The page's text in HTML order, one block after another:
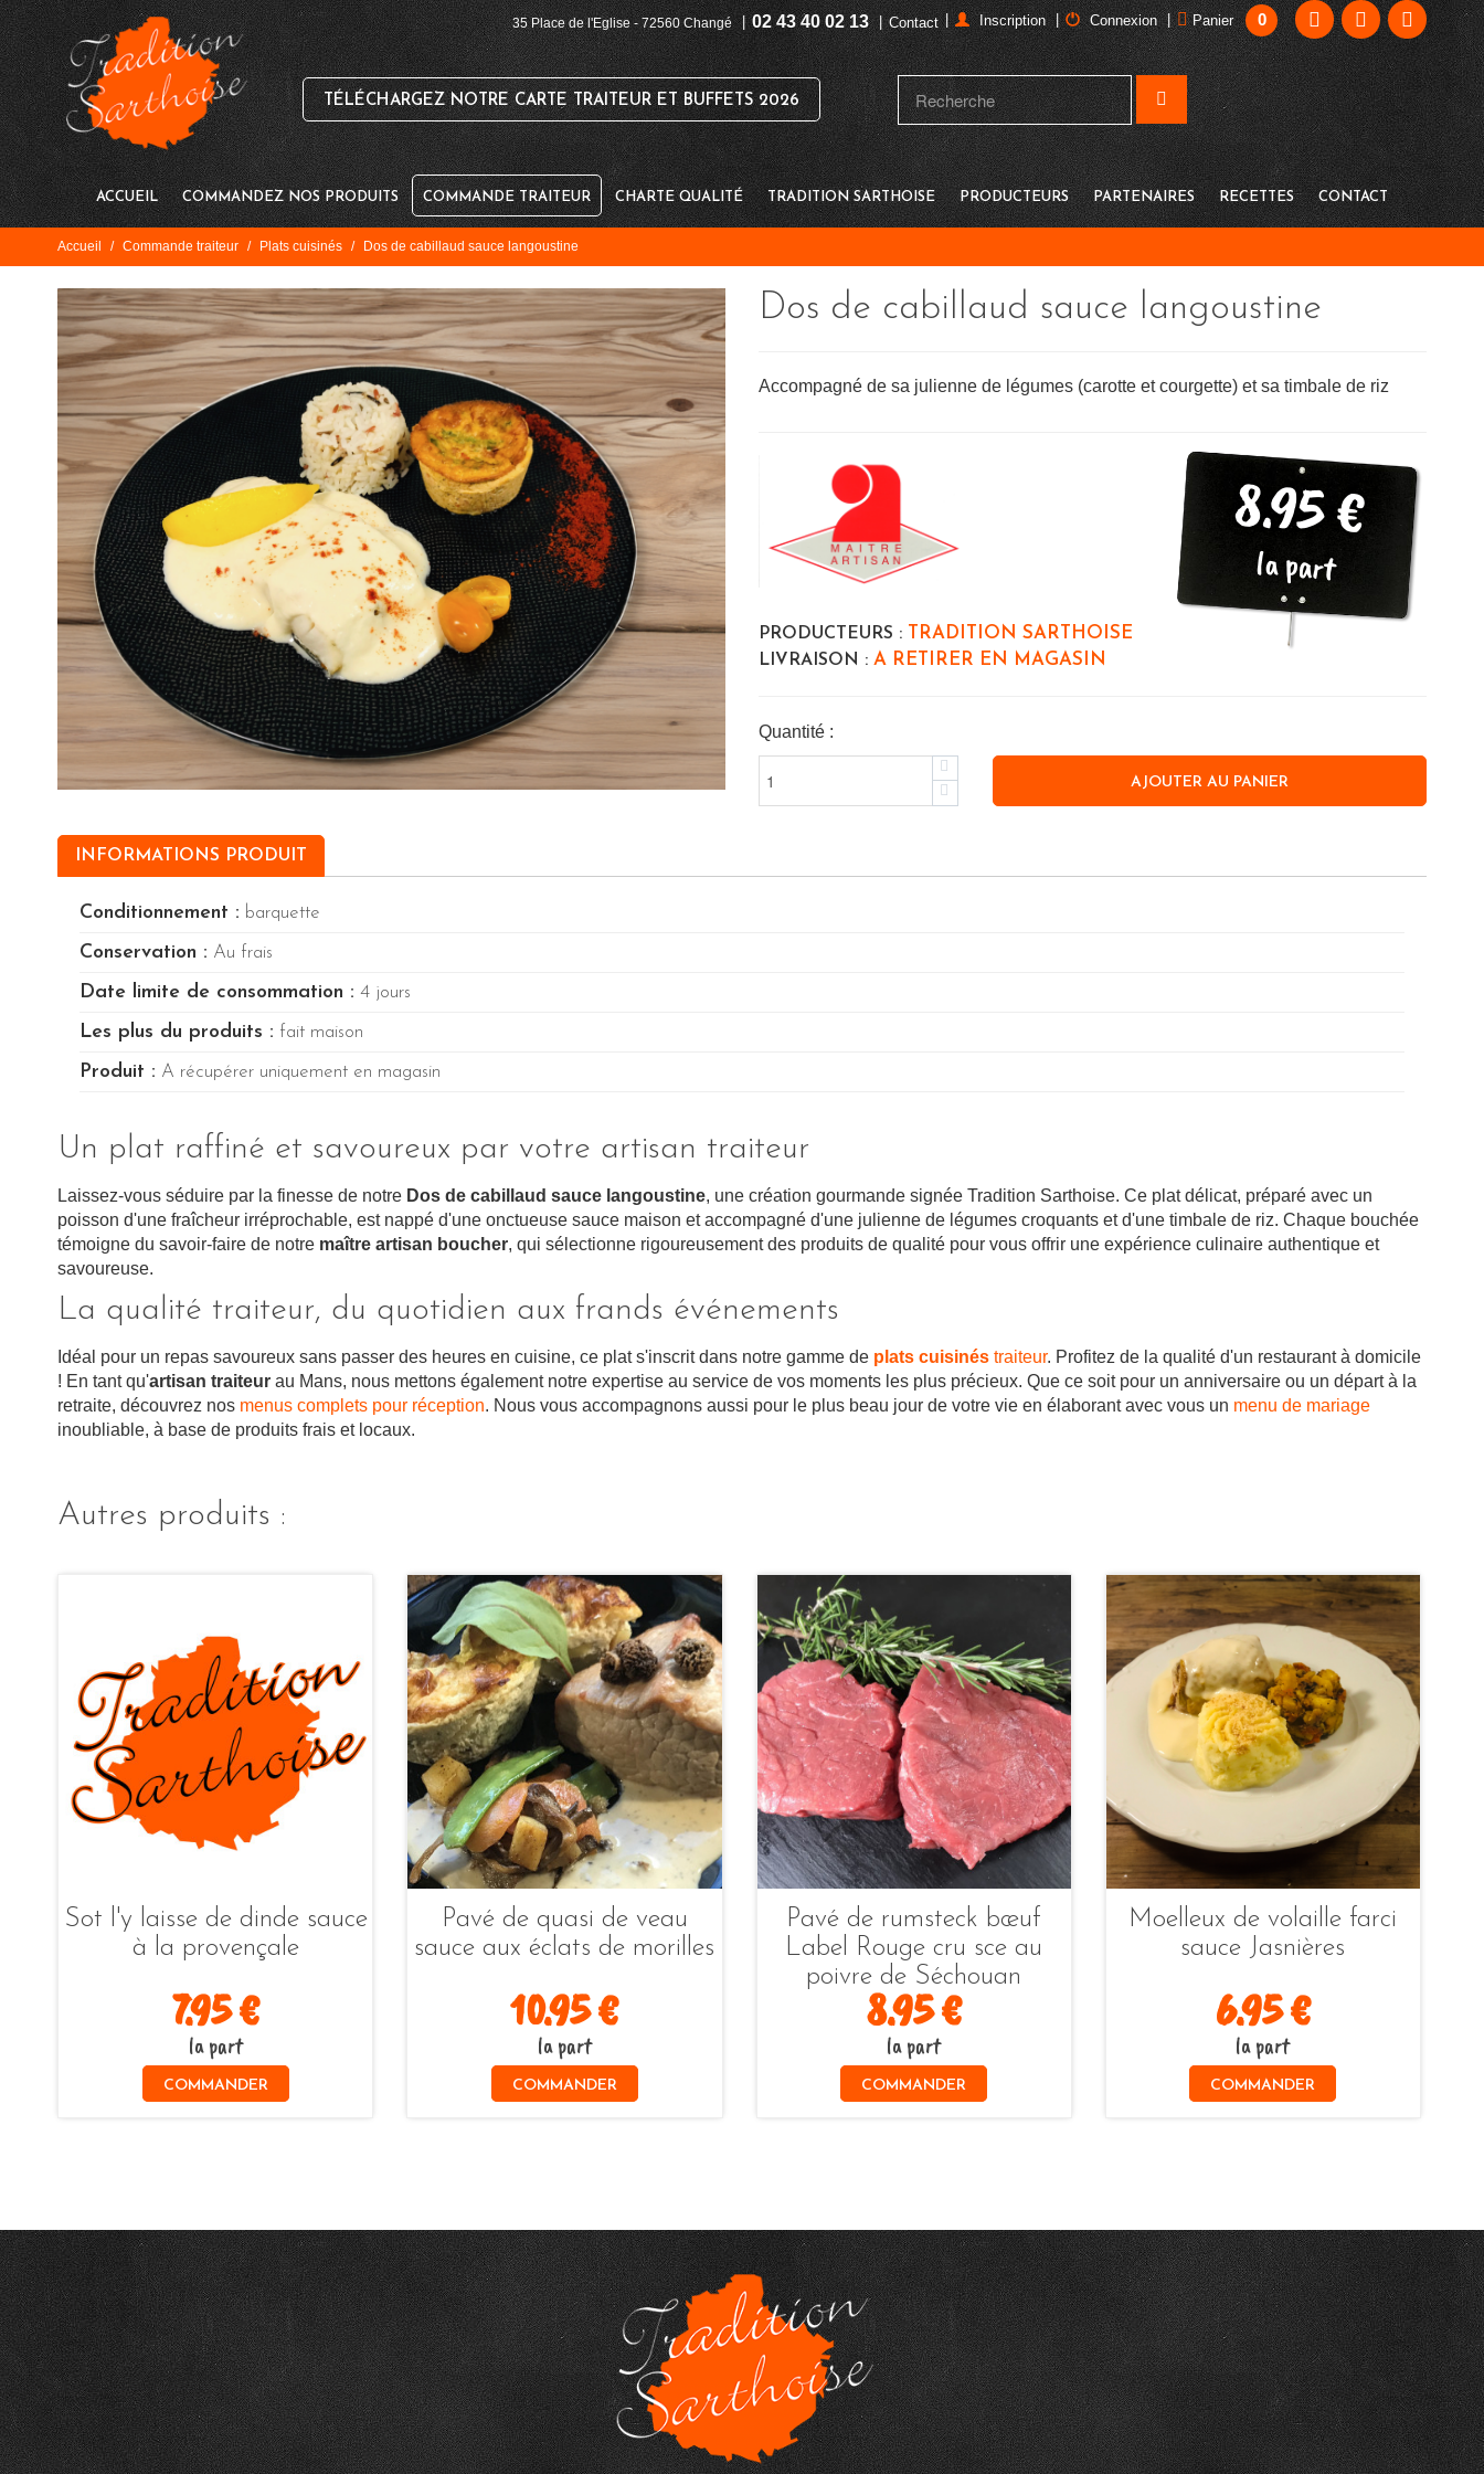
35 Place de l'Eglise - 72560 Changé | 02 43 40 02 13 | Contact | Inscription | Connexion | Panier 0
TÉLÉCHARGEZ NOTRE CARTE TRAITEUR ET BUFFETS 2026
ACCUEIL COMMANDEZ NOS PRODUITS COMMANDE TRAITEUR CHARTE QUALITÉ TRADITION SARTHOISE PRODUCTEURS PARTENAIRES RECETTES CONTACT
Accueil / Commande traiteur / Plats cuisinés / Dos de cabillaud sauce langoustine
Dos de cabillaud sauce langoustine
Accompagné de sa julienne de légumes (carotte et courgette) et sa timbale de riz
PRODUCTEURS : TRADITION SARTHOISE
LIVRAISON : A RETIRER EN MAGASIN
8.95 €
la part
Quantité :
INFORMATIONS PRODUIT
Conditionnement : barquette
Conservation : Au frais
Date limite de consommation : 4 jours
Les plus du produits : fait maison
Produit : A récupérer uniquement en magasin
Un plat raffiné et savoureux par votre artisan traiteur
Laissez-vous séduire par la finesse de notre Dos de cabillaud sauce langoustine, une création gourmande signée Tradition Sarthoise. Ce plat délicat, préparé avec un
poisson d'une fraîcheur irréprochable, est nappé d'une onctueuse sauce maison et accompagné d'une julienne de légumes croquants et d'une timbale de riz. Chaque bouchée
témoigne du savoir-faire de notre maître artisan boucher, qui sélectionne rigoureusement des produits de qualité pour vous offrir une expérience culinaire authentique et
savoureuse.
La qualité traiteur, du quotidien aux frands événements
Idéal pour un repas savoureux sans passer des heures en cuisine, ce plat s'inscrit dans notre gamme de plats cuisinés traiteur. Profitez de la qualité d'un restaurant à domicile
! En tant qu'artisan traiteur au Mans, nous mettons également notre expertise au service de vos moments les plus précieux. Que ce soit pour un anniversaire ou un départ à la
retraite, découvrez nos menus complets pour réception. Nous vous accompagnons aussi pour le plus beau jour de votre vie en élaborant avec vous un menu de mariage
inoubliable, à base de produits frais et locaux.
Autres produits :
Sot l'y laisse de dinde sauce
à la provençale
7.95 €
la part
COMMANDER
Pavé de quasi de veau
sauce aux éclats de morilles
10.95 €
la part
COMMANDER
Pavé de rumsteck bœuf
Label Rouge cru sce au
poivre de Séchouan
8.95 €
la part
COMMANDER
Moelleux de volaille farci
sauce Jasnières
6.95 €
la part
COMMANDER